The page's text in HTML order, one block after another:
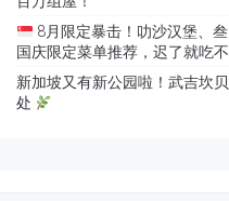
8月限定暴击！叻沙汉堡、
国庆限定菜单推荐，迟了就吃不
新加坡又有新公园啦！武吉坎
处